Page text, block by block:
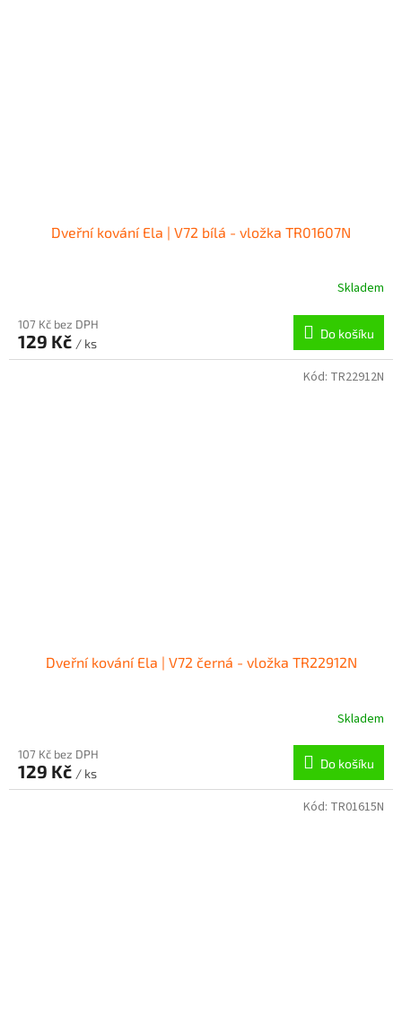
Dveřní kování Ela | V72 bílá - vložka TR01607N
Skladem
107 Kč bez DPH
129 Kč / ks
Do košíku
Dveřní kování Ela | V72 černá - vložka TR22912N
Skladem
107 Kč bez DPH
129 Kč / ks
Do košíku
Kód: TR22912N
Kód: TR01615N